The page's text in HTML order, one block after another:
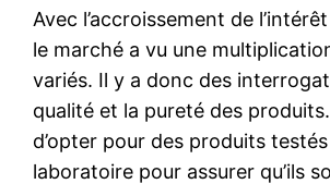
Avec l’accroissement de
le marché a vu une
variés. Il y a donc des
qualité et la pureté des
d’opter pour des produits
laboratoire pour assurer qu’ils